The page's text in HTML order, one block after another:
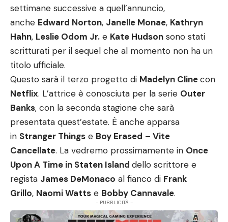
settimane successive a quell’annuncio,
anche Edward Norton, Janelle Monae, Kathryn
Hahn, Leslie Odom Jr. e Kate Hudson sono stati
scritturati per il sequel che al momento non ha un
titolo ufficiale.
Questo sarà il terzo progetto di Madelyn Clinecon
Netflix. L’attrice è conosciuta per la serie Outer
Banks, con la seconda stagione che sarà
presentata quest’estate. È anche apparsa
in Stranger Things e Boy Erased – Vite
Cancellate. La vedremo prossimamente in Once
Upon A Time in Staten Island dello scrittore e
regista James DeMonaco al fianco di Frank
Grillo, Naomi Watts e Bobby Cannavale.
- PUBBLICITÀ -